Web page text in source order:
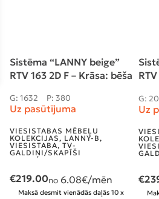
Sistēma “LANNY beige”
RTV 163 2D F – Krāsa: bēša
G: 1632 P: 380
Uz pasūtījuma
VIESISTABAS MĒBEĻU
KOLEKCIJAS, LANNY-B,
VIESISTABA, TV-
GALDIŅI/SKAPĪŠI
€219.00no 6.08€/mēn
Maksā desmit vienādās daļās 10 x
G:
Uz
€